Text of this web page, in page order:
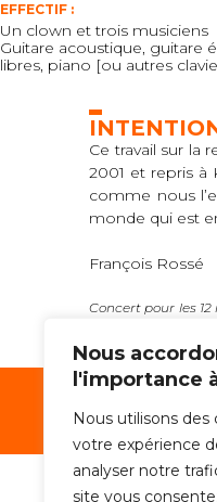
Nous
l'importance
Nous utilisons
votre expérience
analyser notre
site vous
EFFECTIF :
Un clown et trois musiciens
Guitare acoustique, guitare
libres, piano [ou autres
Ce travail sur la
2001 et repris à
comme nous
monde qui est
François Rossé
Concert pour les